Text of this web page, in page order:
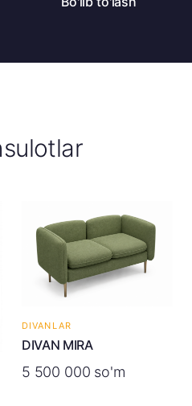
DIVANLAR
DIVAN MIRA
5 500 000 so'm